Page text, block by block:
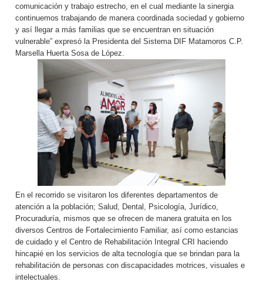
comunicación y trabajo estrecho, en el cual mediante la sinergia
continuemos trabajando de manera coordinada sociedad y gobierno
y así llegar a más familias que se encuentran en situación
vulnerable” expresó la Presidenta del Sistema DIF Matamoros C.P.
Marsella Huerta Sosa de López.
En el recorrido se visitaron los diferentes departamentos de
atención a la población; Salud, Dental, Psicología, Jurídico,
Procuraduría, mismos que se ofrecen de manera gratuita en los
diversos Centros de Fortalecimiento Familiar, así como estancias
de cuidado y el Centro de Rehabilitación Integral CRI haciendo
hincapié en los servicios de alta tecnología que se brindan para la
rehabilitación de personas con discapacidades motrices, visuales e
intelectuales.